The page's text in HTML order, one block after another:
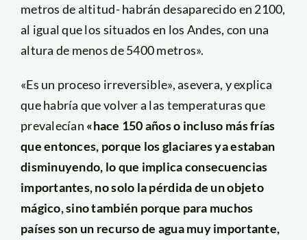
metros de altitud- habrán desaparecido en 2100,
al igual que los situados en los Andes, con una
altura de menos de 5400 metros».
«Es un proceso irreversible», asevera, y explica
que habría que volver a las temperaturas que
prevalecían «hace 150 años o incluso más frías
que entonces, porque los glaciares ya estaban
disminuyendo, lo que implica consecuencias
importantes, no solo la pérdida de un objeto
mágico, sino también porque para muchos
países son un recurso de agua muy importante,